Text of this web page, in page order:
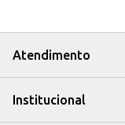
Atendimento
Institucional